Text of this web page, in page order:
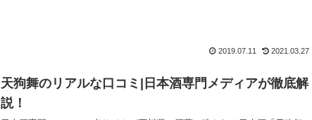
2019.07.11 2021.03.27
天狗舞のリアルな口コミ|日本酒専門メディアが徹底解
説！